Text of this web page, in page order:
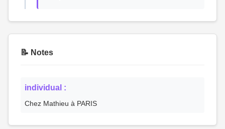
📝 Notes
individual :
Chez Mathieu à PARIS